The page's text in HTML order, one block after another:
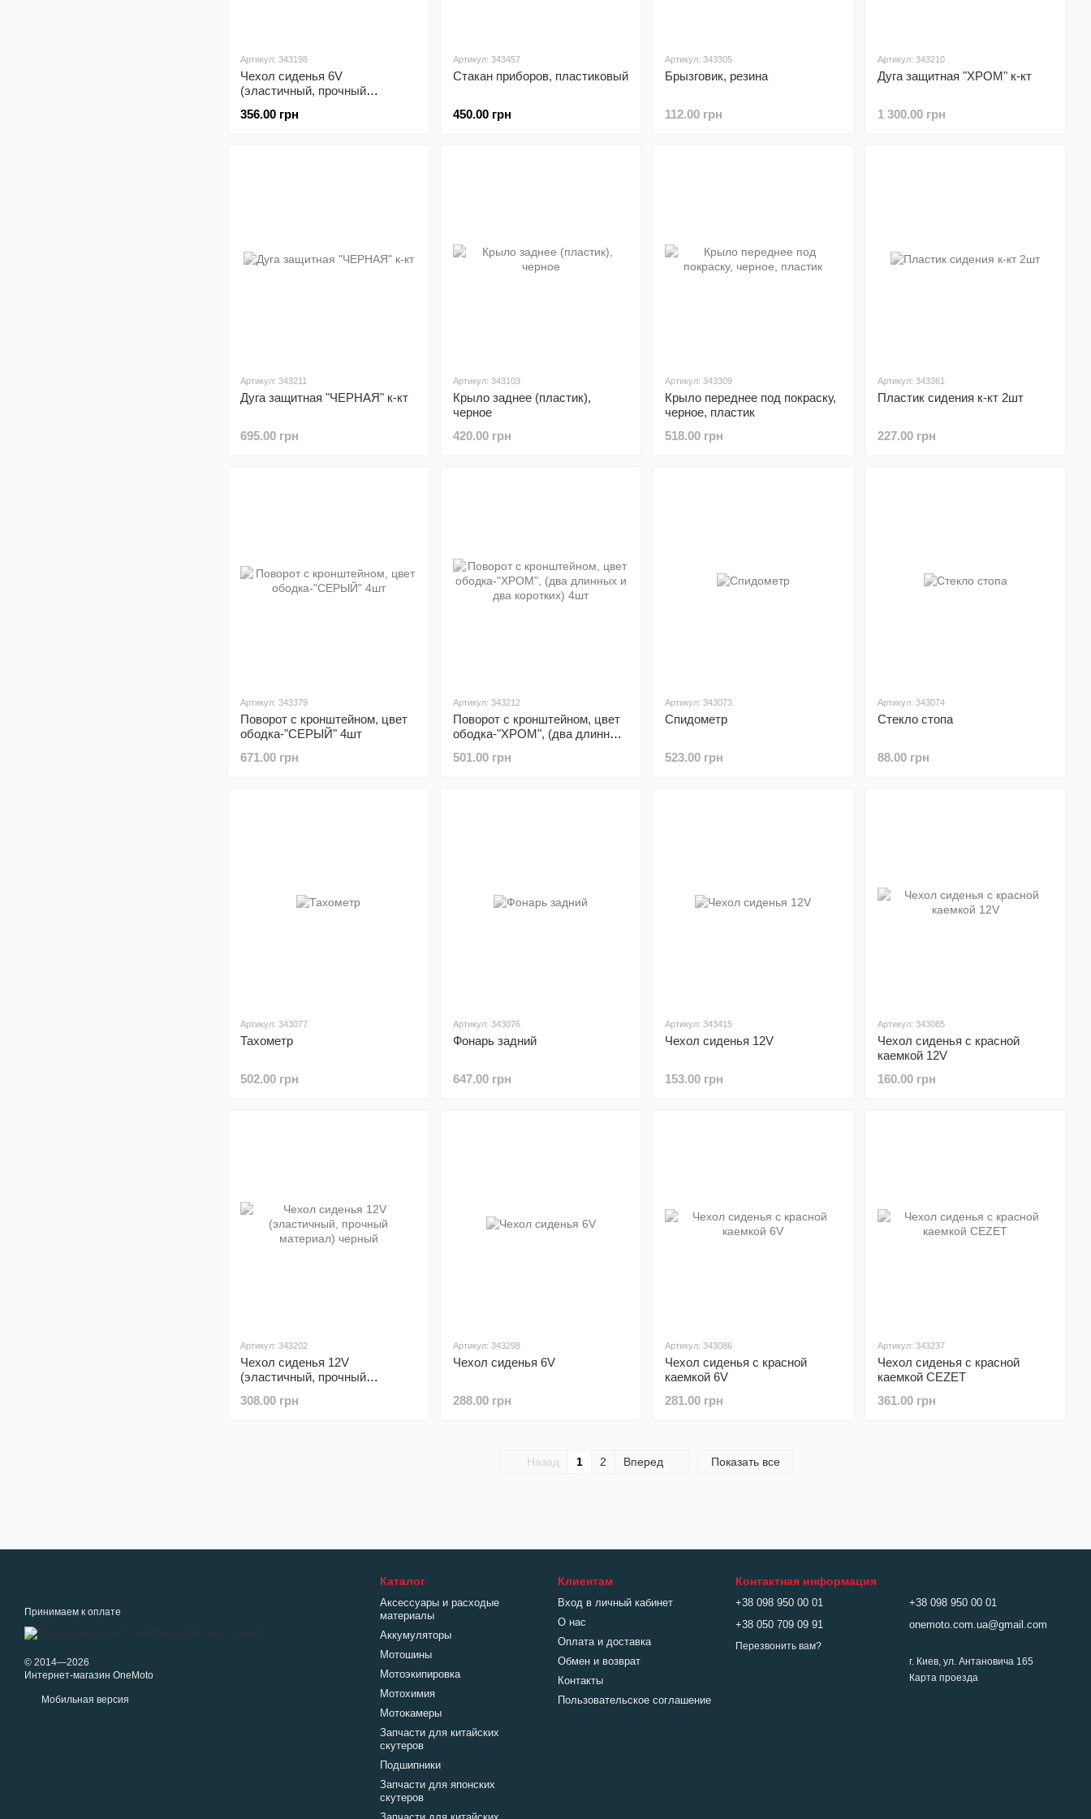
Артикул: 343198
Чехол сиденья 6V
(эластичный, прочный
356.00 грн
Артикул: 343457
Стакан приборов, пластиковый
450.00 грн
Артикул: 343305
Брызговик, резина
112.00 грн
Артикул: 343210
Дуга защитная "ХРОМ" к-кт
1 300.00 грн
Артикул: 343211
Дуга защитная "ЧЕРНАЯ" к-кт
695.00 грн
Артикул: 343103
Крыло заднее (пластик),
черное
420.00 грн
Артикул: 343309
Крыло переднее под покраску,
черное, пластик
518.00 грн
Артикул: 343361
Пластик сидения к-кт 2шт
227.00 грн
Артикул: 343379
Поворот с кронштейном, цвет
ободка-"СЕРЫЙ" 4шт
671.00 грн
Артикул: 343212
Поворот с кронштейном, цвет
ободка-"ХРОМ", (два длинных
501.00 грн
Артикул: 343073
Спидометр
523.00 грн
Артикул: 343074
Стекло стопа
88.00 грн
Артикул: 343077
Тахометр
502.00 грн
Артикул: 343076
Фонарь задний
647.00 грн
Артикул: 343415
Чехол сиденья 12V
153.00 грн
Артикул: 343085
Чехол сиденья с красной
каемкой 12V
160.00 грн
Артикул: 343202
Чехол сиденья 12V
(эластичный, прочный
308.00 грн
Артикул: 343298
Чехол сиденья 6V
288.00 грн
Артикул: 343086
Чехол сиденья с красной
каемкой 6V
281.00 грн
Артикул: 343237
Чехол сиденья с красной
каемкой CEZET
361.00 грн
Назад 1 2 Вперед Показать все
Принимаем к оплате
© 2014—2026
Интернет-магазин OneMoto
Мобильная версия
Каталог
Аксессуары и расходые
материалы
Аккумуляторы
Мотошины
Мотоэкипировка
Мотохимия
Мотокамеры
Запчасти для китайских
скутеров
Подшипники
Запчасти для японских
скутеров
Клиентам
Вход в личный кабинет
О нас
Оплата и доставка
Обмен и возврат
Контакты
Пользовательское соглашение
Контактная информация
+38 098 950 00 01
+38 050 709 09 91
Перезвонить вам?
+38 098 950 00 01
onemoto.com.ua@gmail.com
г. Киев, ул. Антановича 165
Карта проезда